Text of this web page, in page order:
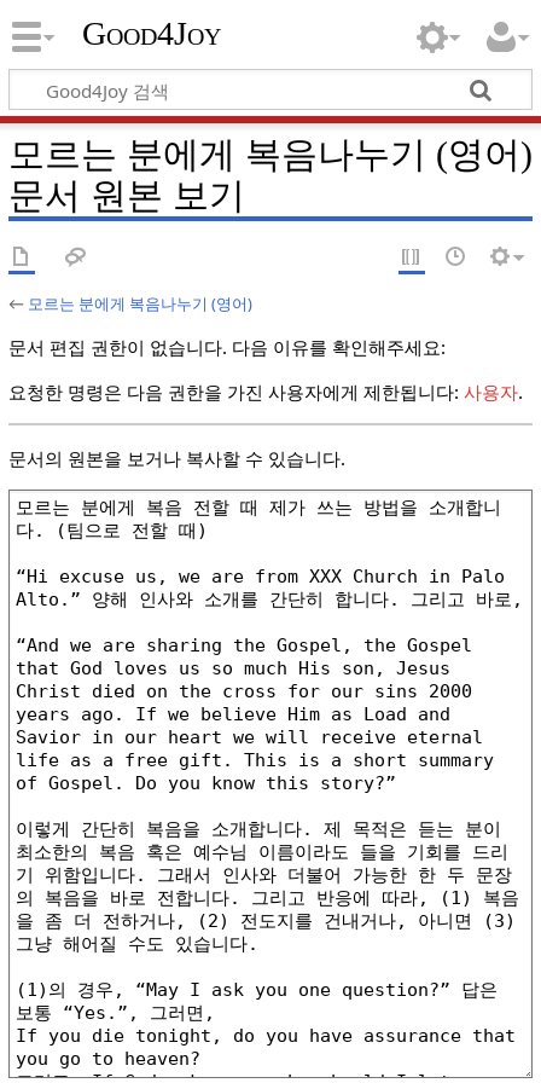
Good4Joy
모르는 분에게 복음나누기 (영어)
문서 원본 보기
← 모르는 분에게 복음나누기 (영어)
문서 편집 권한이 없습니다. 다음 이유를 확인해주세요:
요청한 명령은 다음 권한을 가진 사용자에게 제한됩니다: 사용자.
문서의 원본을 보거나 복사할 수 있습니다.